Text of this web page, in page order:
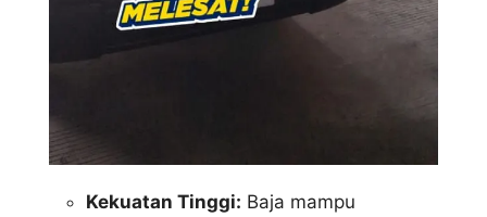
Kekuatan Tinggi: Baja mampu